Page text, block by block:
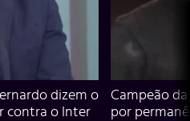
dizem o
contra o Inter
Campeão
por